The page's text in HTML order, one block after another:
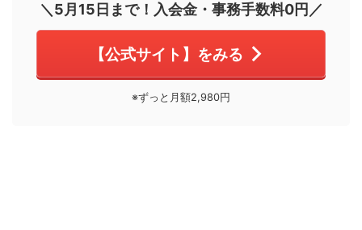
＼5月15日まで！入会金・事務手数料0円／
【公式サイト】をみる
※ずっと月額2,980円